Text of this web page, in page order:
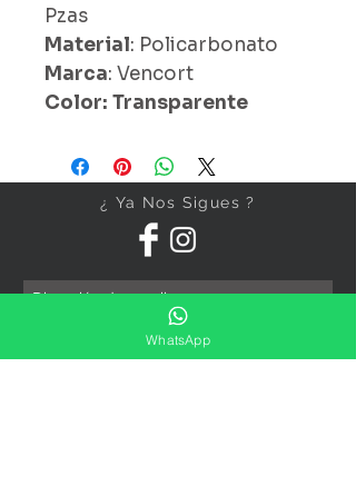
Pzas
Material: Policarbonato
Marca: Vencort
Color: Transparente
¿ Ya Nos Sigues ?
Suscríbete ahora
WhatsApp